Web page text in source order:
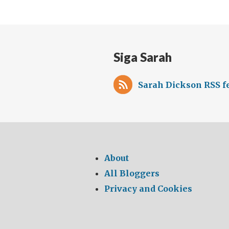
Siga Sarah
Sarah Dickson RSS
About
All Bloggers
Privacy and Cookies